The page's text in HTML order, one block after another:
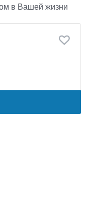
в Вашей жизни